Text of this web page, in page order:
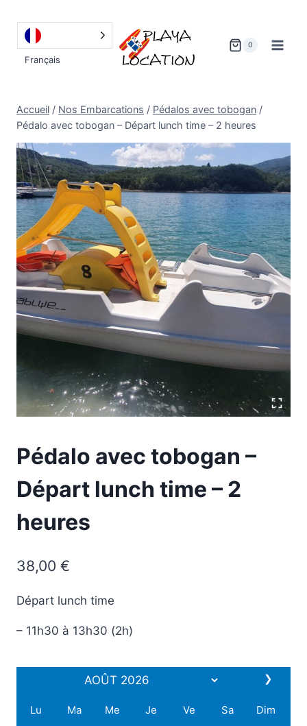
contenu
Français
0
Accueil / Nos Embarcations / Pédalos avec tobogan /
Pédalo avec tobogan – Départ lunch time – 2 heures
Pédalo avec tobogan –
Départ lunch time – 2
heures
38,00 €
Départ lunch time
– 11h30 à 13h30 (2h)
❯
Lu Ma Me Je Ve Sa Dim